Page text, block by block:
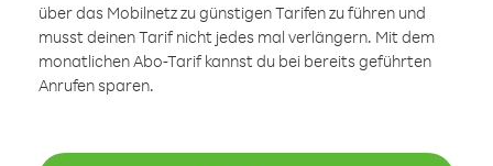
über das Mobilnetz zu günstigen Tarifen zu führen und
musst deinen Tarif nicht jedes mal verlängern. Mit dem
monatlichen Abo-Tarif kannst du bei bereits geführten
Anrufen sparen.